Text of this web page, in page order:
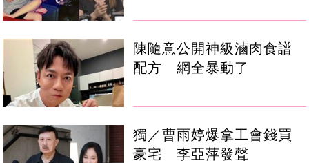
陳隨意公開神級滷肉食譜
配方 網全暴動了
獨／曹雨婷爆拿工會錢買
豪宅 李亞萍發聲